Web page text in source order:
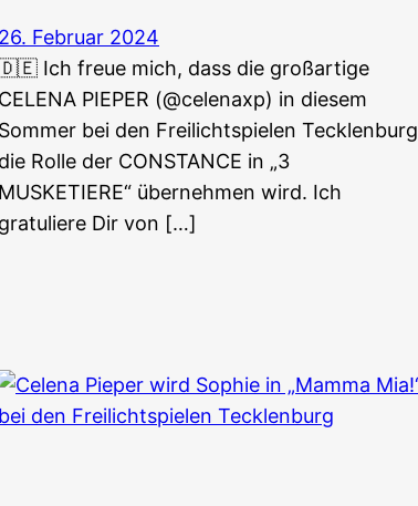
26. Februar 2024
Ich freue mich, dass die großartige
CELENA PIEPER (@celenaxp) in diesem
Sommer bei den Freilichtspielen Tecklenburg
die Rolle der CONSTANCE in „3
MUSKETIERE“ übernehmen wird. Ich
gratuliere Dir von […]